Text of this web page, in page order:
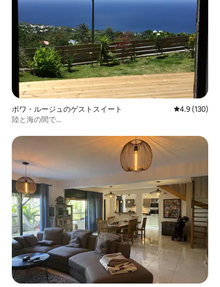
ボワ・ルージュのゲストスイート レビュー130
4.9 (130)
陸と海の間で...